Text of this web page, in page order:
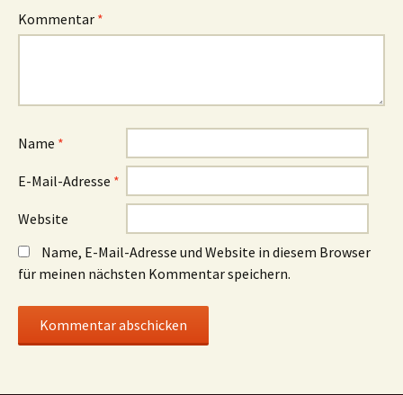
Kommentar *
Name *
E-Mail-Adresse *
Website
Name, E-Mail-Adresse und Website in diesem Browser
für meinen nächsten Kommentar speichern.